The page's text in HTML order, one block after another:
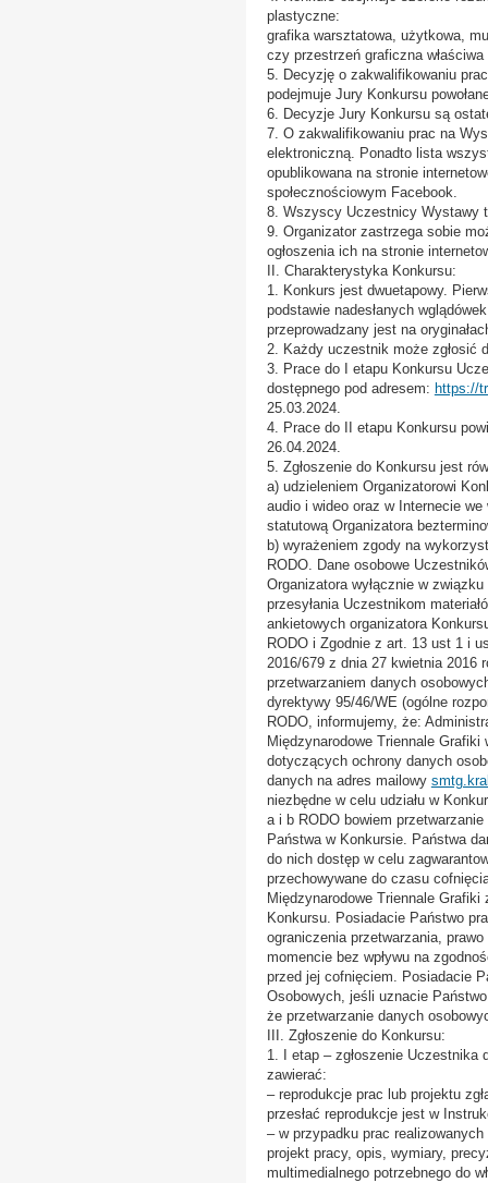
plastyczne:
grafika warsztatowa, użytkowa,
czy przestrzeń graficzna
5. Decyzję o zakwalifikowaniu
podejmuje Jury Konkursu
6. Decyzje Jury Konkursu są
7. O zakwalifikowaniu prac na
elektroniczną. Ponadto lista
opublikowana na stronie
społecznościowym Facebook.
8. Wszyscy Uczestnicy Wystawy
9. Organizator zastrzega sobie
ogłoszenia ich na stronie
II. Charakterystyka Konkursu:
1. Konkurs jest dwuetapowy.
podstawie nadesłanych
przeprowadzany jest na
2. Każdy uczestnik może zgłosić
3. Prace do I etapu Konkursu
dostępnego pod adresem: https://
25.03.2024.
4. Prace do II etapu Konkursu
26.04.2024.
5. Zgłoszenie do Konkursu jest
a) udzieleniem Organizatorowi
audio i wideo oraz w Internecie
statutową Organizatora
b) wyrażeniem zgody na
RODO. Dane osobowe
Organizatora wyłącznie w
przesyłania Uczestnikom
ankietowych organizatora
RODO i Zgodnie z art. 13 ust 1 i
2016/679 z dnia 27 kwietnia 2016
przetwarzaniem danych
dyrektywy 95/46/WE (ogólne
RODO, informujemy, że:
Międzynarodowe Triennale
dotyczących ochrony danych
danych na adres mailowy
niezbędne w celu udziału w
a i b RODO bowiem
Państwa w Konkursie. Państwa
do nich dostęp w celu
przechowywane do czasu
Międzynarodowe Triennale
Konkursu. Posiadacie Państwo
ograniczenia przetwarzania,
momencie bez wpływu na
przed jej cofnięciem. Posiadacie
Osobowych, jeśli uznacie
że przetwarzanie danych
III. Zgłoszenie do Konkursu:
1. I etap – zgłoszenie
zawierać:
– reprodukcje prac lub projektu
przesłać reprodukcje jest w
– w przypadku prac
projekt pracy, opis, wymiary,
multimedialnego potrzebnego do